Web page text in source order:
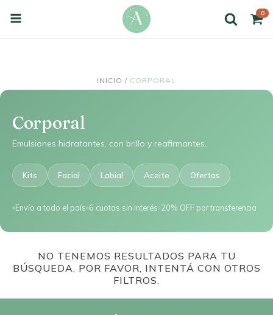
EXTRA ABONANDO CON TRANSF. ✦ AIRE 🔥
0
INICIO / CORPORAL
Corporal
Emulsiones hidratantes, con brillo y reafirmantes.
Kits Facial Labial Aceite Ofertas
Envío a todo el país 6 cuotas sin interés 20% OFF por transferencia
NO TENEMOS RESULTADOS PARA TU
BÚSQUEDA. POR FAVOR, INTENTÁ CON OTROS
FILTROS.